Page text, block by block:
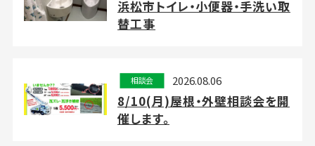
浜松市トイレ・小便器・手洗い取
替工事
相談会 2026.08.06
8/10(月)屋根・外壁相談会を開
催します。